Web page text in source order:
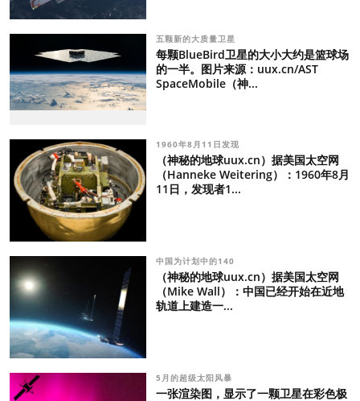
五颗新的大质量卫星
每颗BlueBird卫星的大小大约是篮球场
的一半。图片来源：uux.cn/AST
SpaceMobile（神...
1960年8月11日发现
（神秘的地球uux.cn）据美国太空网
（Hanneke Weitering）：1960年8月
11日，发现者1...
中国为计划中的140
（神秘的地球uux.cn）据美国太空网
（Mike Wall）：中国已经开始在近地
轨道上建造一...
5月的超级太阳风暴
一张渲染图，显示了一颗卫星在彩色极